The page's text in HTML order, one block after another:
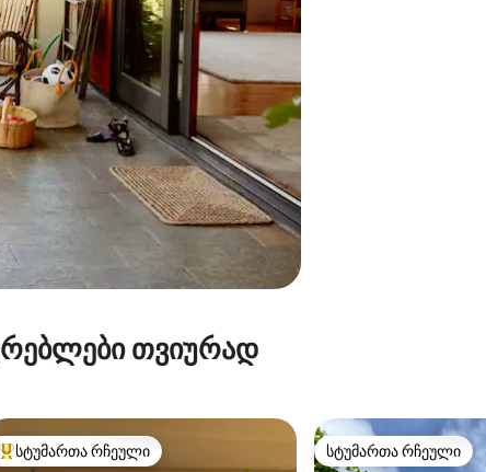
თვიურად
სტუმართა რჩეული მოწინავე ვარიანტი
სტუმართა რჩეული სტუმართა რჩეული
სტუმართა რჩეული